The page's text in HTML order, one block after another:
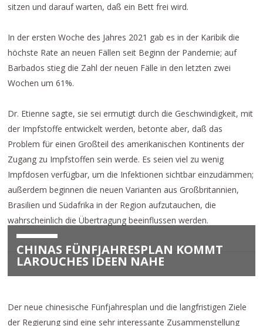
sitzen und darauf warten, daß ein Bett frei wird.
In der ersten Woche des Jahres 2021 gab es in der Karibik die
höchste Rate an neuen Fällen seit Beginn der Pandemie; auf
Barbados stieg die Zahl der neuen Fälle in den letzten zwei
Wochen um 61%.
Dr. Etienne sagte, sie sei ermutigt durch die Geschwindigkeit, mit
der Impfstoffe entwickelt werden, betonte aber, daß das
Problem für einen Großteil des amerikanischen Kontinents der
Zugang zu Impfstoffen sein werde. Es seien viel zu wenig
Impfdosen verfügbar, um die Infektionen sichtbar einzudämmen;
außerdem beginnen die neuen Varianten aus Großbritannien,
Brasilien und Südafrika in der Region aufzutauchen, die
wahrscheinlich die Übertragung beeinflussen werden.
CHINAS FÜNFJAHRESPLAN KOMMT
LAROUCHES IDEEN NAHE
Der neue chinesische Fünfjahresplan und die langfristigen Ziele
der Regierung sind eine sehr interessante Zusammenstellung